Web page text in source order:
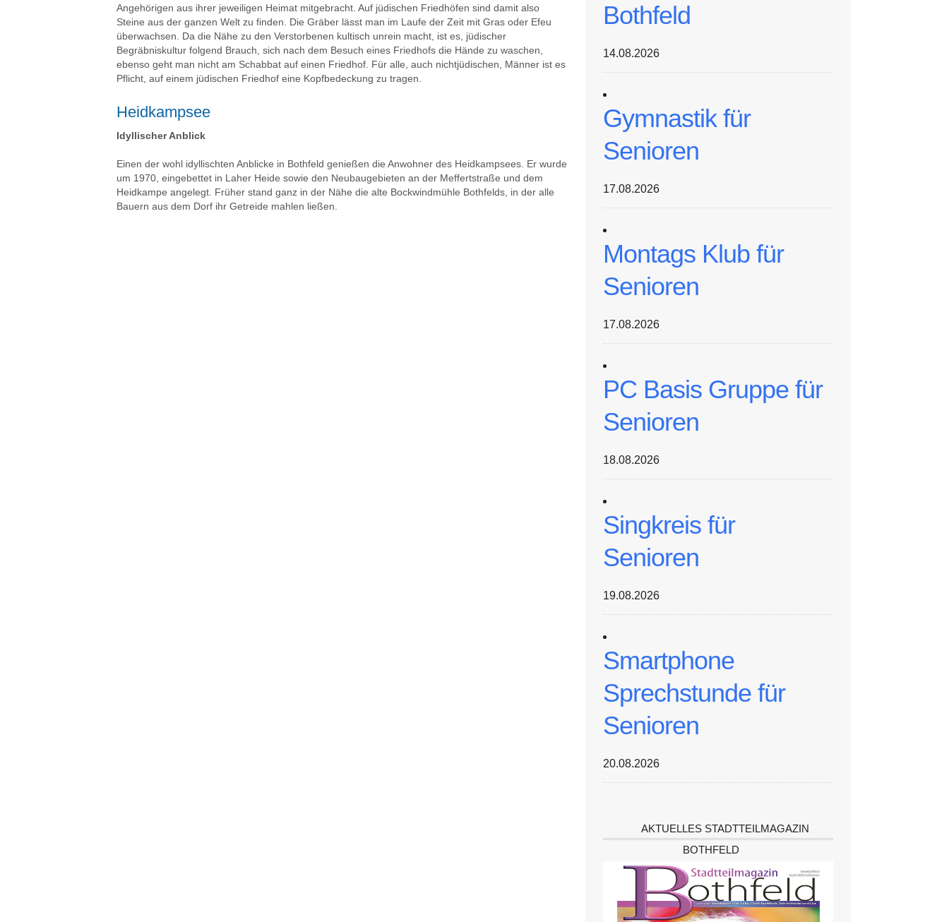
Angehörigen aus ihrer jeweiligen Heimat mitgebracht. Auf jüdischen Friedhöfen sind damit also
Steine aus der ganzen Welt zu finden. Die Gräber lässt man im Laufe der Zeit mit Gras oder Efeu
überwachsen. Da die Nähe zu den Verstorbenen kultisch unrein macht, ist es, jüdischer
Begräbniskultur folgend Brauch, sich nach dem Besuch eines Friedhofs die Hände zu waschen,
ebenso geht man nicht am Schabbat auf einen Friedhof. Für alle, auch nichtjüdischen, Männer ist es
Pflicht, auf einem jüdischen Friedhof eine Kopfbedeckung zu tragen.
Heidkampsee
Idyllischer Anblick
Einen der wohl idyllischten Anblicke in Bothfeld genießen die Anwohner des Heidkampsees. Er wurde
um 1970, eingebettet in Laher Heide sowie den Neubaugebieten an der Meffertstraße und dem
Heidkampe angelegt. Früher stand ganz in der Nähe die alte Bockwindmühle Bothfelds, in der alle
Bauern aus dem Dorf ihr Getreide mahlen ließen.
Bothfeld
14.08.2026
Gymnastik für
Senioren
17.08.2026
Montags Klub für
Senioren
17.08.2026
PC Basis Gruppe für
Senioren
18.08.2026
Singkreis für
Senioren
19.08.2026
Smartphone
Sprechstunde für
Senioren
20.08.2026
AKTUELLES STADTTEILMAGAZIN
BOTHFELD